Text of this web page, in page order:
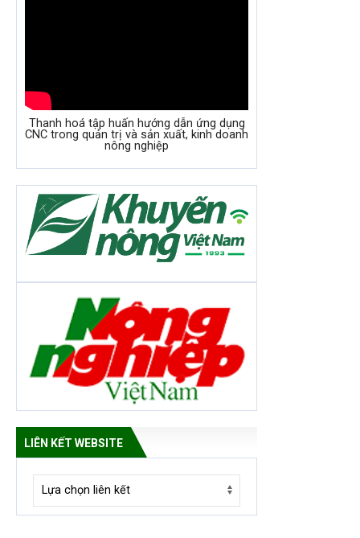
Thanh hoá tập huấn hướng dẫn ứng dụng
CNC trong quản trị và sản xuất, kinh doanh
nông nghiệp
LIÊN KẾT WEBSITE